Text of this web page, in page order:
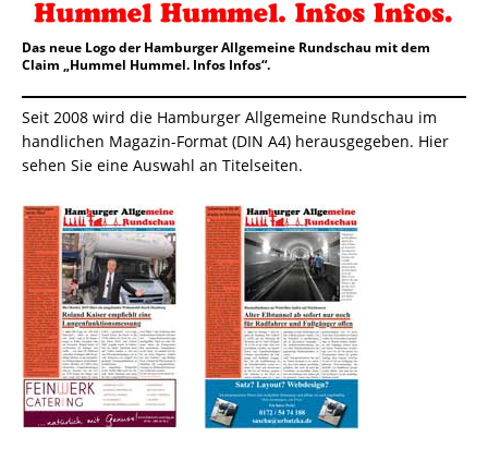
Das neue Logo der Hamburger Allgemeine Rundschau mit dem
Claim „Hummel Hummel. Infos Infos“.
Seit 2008 wird die Hamburger Allgemeine Rundschau im
handlichen Magazin-Format (DIN A4) herausgegeben. Hier
sehen Sie eine Auswahl an Titelseiten.